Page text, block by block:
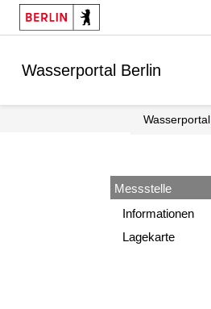
Springe zur Navigation
Springe zum Inhalt
Wasserportal Berlin
Wasserportal
Messstelle
Informationen
Lagekarte